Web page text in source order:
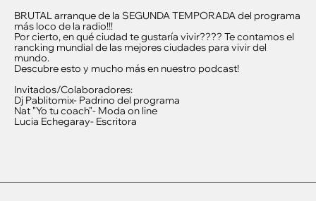
BRUTAL arranque de la SEGUNDA TEMPORADA del programa
más loco de la radio!!!
Por cierto, en qué ciudad te gustaría vivir???? Te contamos el
rancking mundial de las mejores ciudades para vivir del
mundo.
Descubre esto y mucho más en nuestro podcast!
Invitados/Colaboradores:
Dj Pablitomix- Padrino del programa
Nat "Yo tu coach"- Moda on line
Lucia Echegaray- Escritora